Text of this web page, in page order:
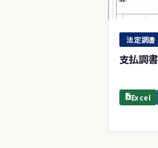
法定調書
支払調
Excel